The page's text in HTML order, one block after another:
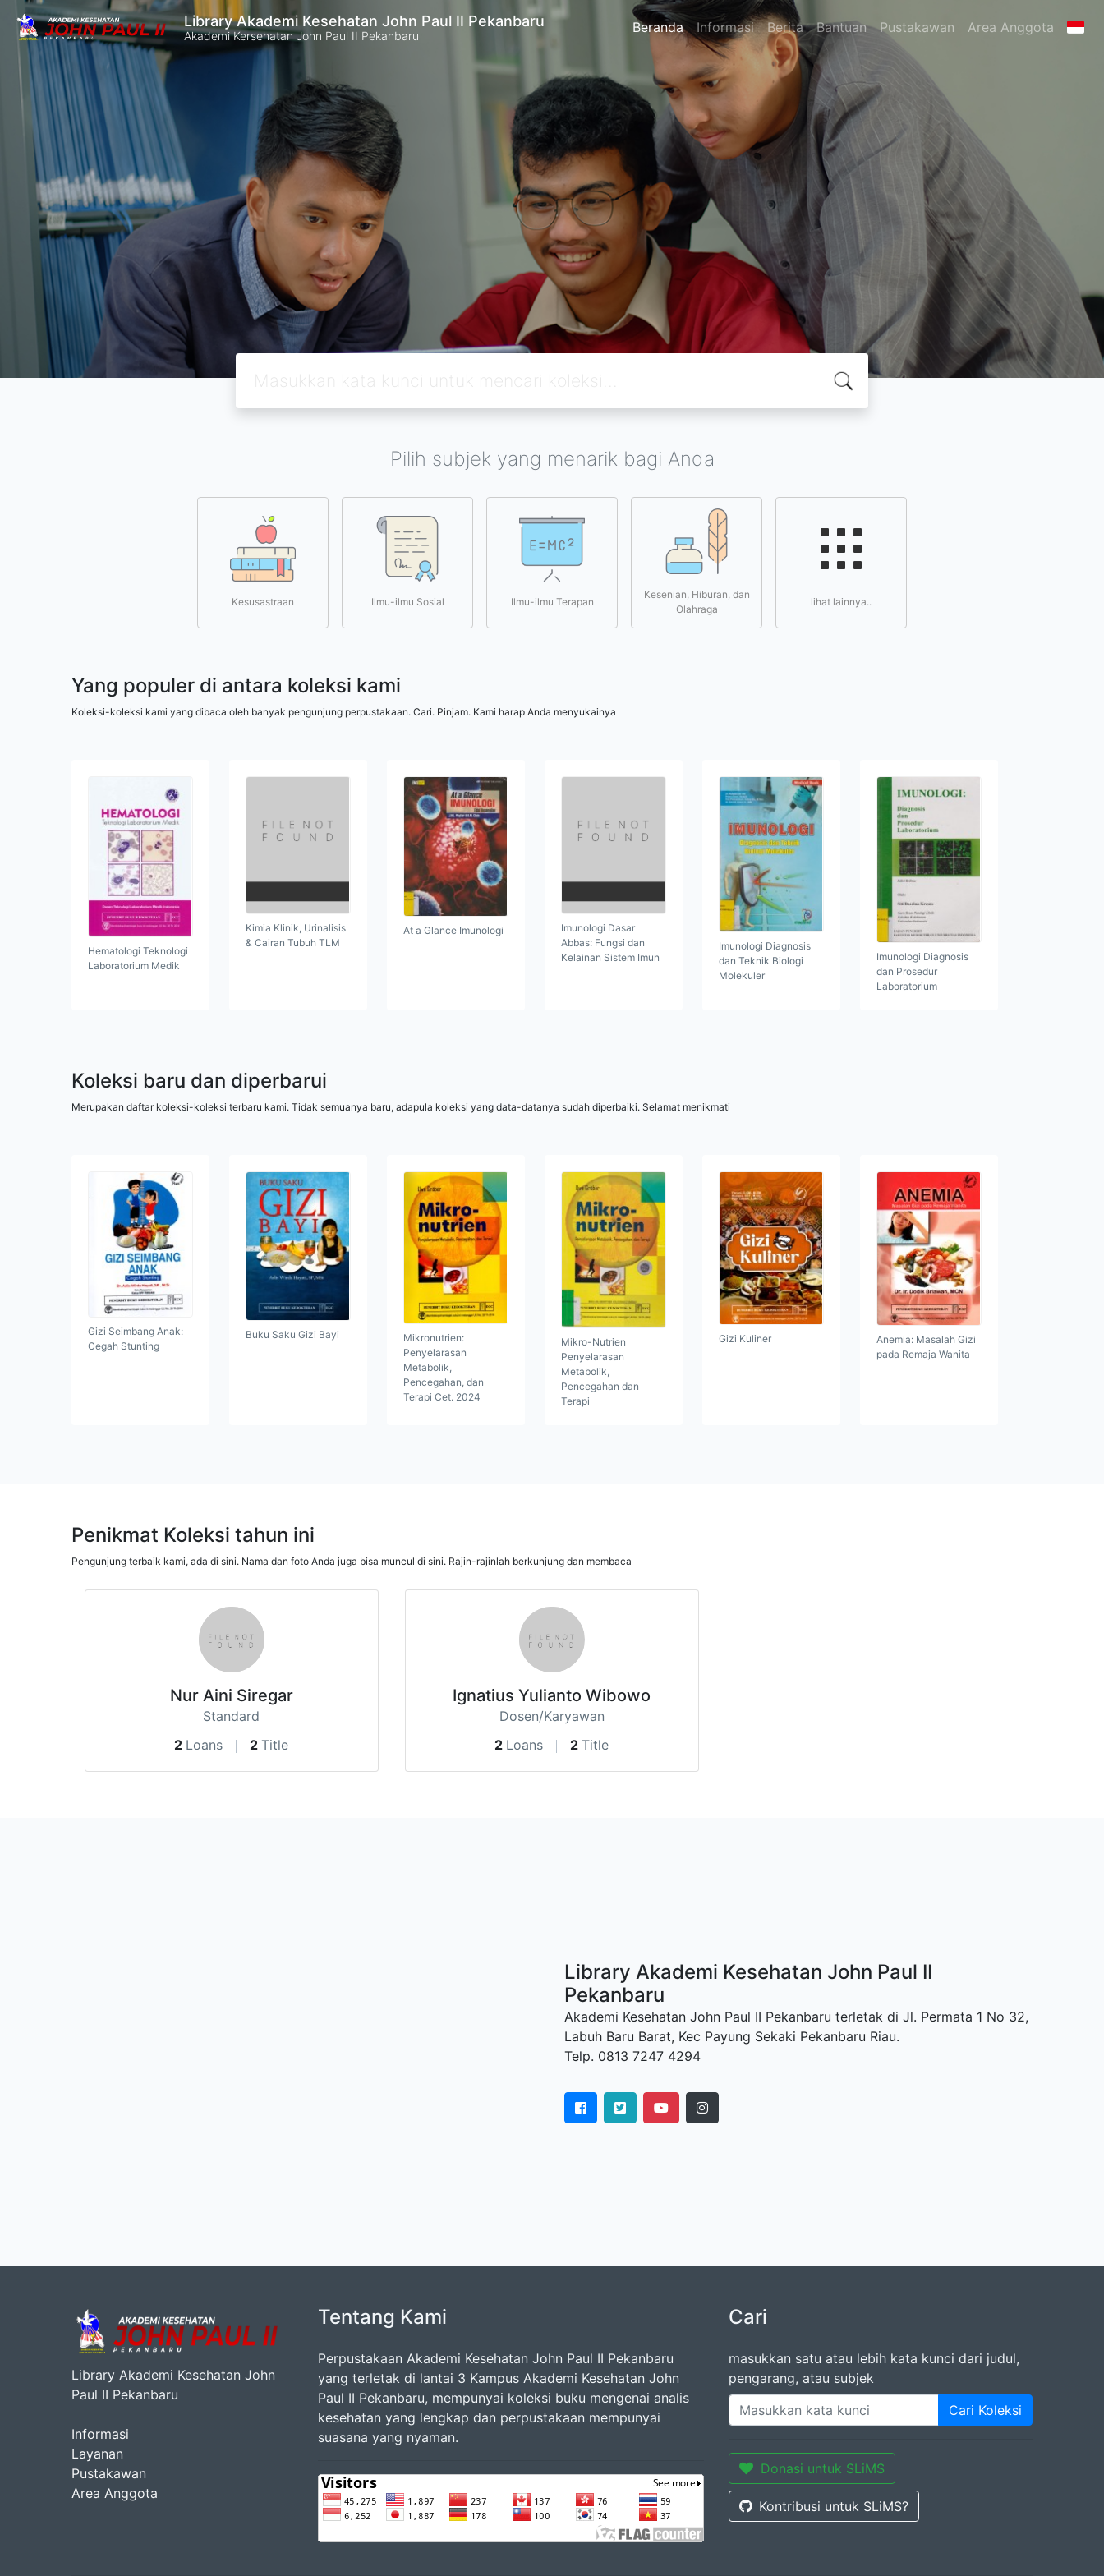
Library Akademi Kesehatan John Paul II Pekanbaru
Akademi Kersehatan John Paul II Pekanbaru Beranda Informasi Berita Bantuan Pustakawan Area Anggota
Pilih subjek yang menarik bagi Anda
Kesusastraan Ilmu-ilmu Sosial Ilmu-ilmu Terapan
Kesenian, Hiburan, dan
Olahraga
lihat lainnya..
Yang populer di antara koleksi kami
Koleksi-koleksi kami yang dibaca oleh banyak pengunjung perpustakaan. Cari. Pinjam. Kami harap Anda menyukainya
Hematologi Teknologi
Laboratorium Medik
Kimia Klinik, Urinalisis
& Cairan Tubuh TLM
At a Glance Imunologi
Imunologi Dasar
Abbas: Fungsi dan
Kelainan Sistem Imun
Imunologi Diagnosis
dan Teknik Biologi
Molekuler
Imunologi Diagnosis
dan Prosedur
Laboratorium
Koleksi baru dan diperbarui
Merupakan daftar koleksi-koleksi terbaru kami. Tidak semuanya baru, adapula koleksi yang data-datanya sudah diperbaiki. Selamat menikmati
Gizi Seimbang Anak:
Cegah Stunting
Buku Saku Gizi Bayi
Mikronutrien:
Penyelarasan
Metabolik,
Pencegahan, dan
Terapi Cet. 2024
Mikro-Nutrien
Penyelarasan
Metabolik,
Pencegahan dan
Terapi
Gizi Kuliner
Anemia: Masalah Gizi
pada Remaja Wanita
Penikmat Koleksi tahun ini
Pengunjung terbaik kami, ada di sini. Nama dan foto Anda juga bisa muncul di sini. Rajin-rajinlah berkunjung dan membaca
Nur Aini Siregar
Standard
2 Loans 2 Title
Ignatius Yulianto Wibowo
Dosen/Karyawan
2 Loans 2 Title
Library Akademi Kesehatan John Paul II
Pekanbaru
Akademi Kesehatan John Paul II Pekanbaru terletak di Jl. Permata 1 No 32,
Labuh Baru Barat, Kec Payung Sekaki Pekanbaru Riau.
Telp. 0813 7247 4294
Library Akademi Kesehatan John
Paul II Pekanbaru
Informasi
Layanan
Pustakawan
Area Anggota
Tentang Kami
Perpustakaan Akademi Kesehatan John Paul II Pekanbaru
yang terletak di lantai 3 Kampus Akademi Kesehatan John
Paul II Pekanbaru, mempunyai koleksi buku mengenai analis
kesehatan yang lengkap dan perpustakaan mempunyai
suasana yang nyaman.
Cari
masukkan satu atau lebih kata kunci dari judul,
pengarang, atau subjek
Cari Koleksi
Donasi untuk SLiMS
Kontribusi untuk SLiMS?